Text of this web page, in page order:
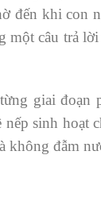
đến khi con
một câu trả
giai đoạn
sinh hoạt
không đẫm